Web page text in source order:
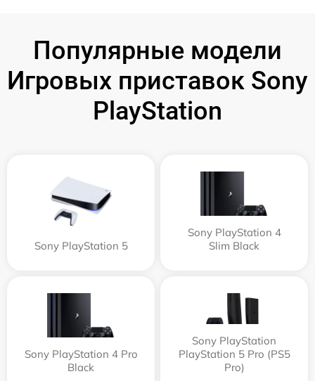
Популярные модели
Игровых приставок Sony
PlayStation
Sony PlayStation 5
Sony PlayStation 4
Slim Black
Sony PlayStation 4 Pro
Black
Sony PlayStation
PlayStation 5 Pro (PS5
Pro)